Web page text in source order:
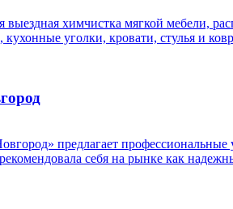
химчистка мягкой мебели,
уголки, кровати, стулья и
предлагает
себя на рынке как